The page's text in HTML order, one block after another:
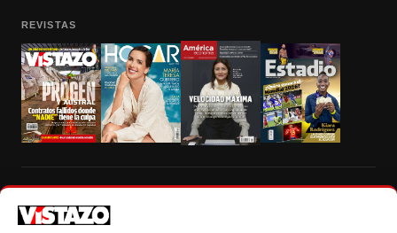
REVISTAS
autorización escrita de su titular, de todos los contenidos de Vistazo.com.